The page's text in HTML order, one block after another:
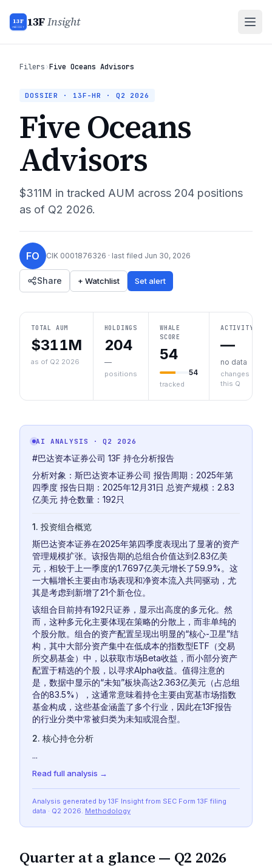
13F
INSIGHT 13FInsight
Filers›Five Oceans Advisors
DOSSIER · 13F-HR · Q2 2026
Five Oceans
Advisors
$311M in tracked AUM across 204 positions
as of Q2 2026.
FO CIK 0001876326 · last filed Jun 30, 2026
Share + Watchlist Set alert
TOTAL AUM
$311M
as of Q2 2026
HOLDINGS
204
—
positions
WHALE
SCORE
54
54
tracked
ACTIVITY
—
no data
changes
this Q
AI ANALYSIS · Q2 2026
#巴达资本证券公司 13F 持仓分析报告
分析对象：斯巴达资本证券公司 报告周期：2025年第
四季度 报告日期：2025年12月31日 总资产规模：2.83
亿美元 持仓数量：192只
1. 投资组合概览
斯巴达资本证券在2025年第四季度表现出了显著的资产
管理规模扩张。该报告期的总组合价值达到2.83亿美
元，相较于上一季度的1.7697亿美元增长了59.9%。这
一大幅增长主要由市场表现和净资本流入共同驱动，尤
其是考虑到新增了21个新仓位。
该组合目前持有192只证券，显示出高度的多元化。然
而，这种多元化主要体现在策略的分散上，而非单纯的
个股分散。组合的资产配置呈现出明显的“核心-卫星”结
构，其中大部分资产集中在低成本的指数型ETF（交易
所交易基金）中，以获取市场Beta收益，而小部分资产
配置于精选的个股，以寻求Alpha收益。值得注意的
是，数据中显示的“未知”板块高达2.363亿美元（占总组
合的83.5%），这通常意味着持仓主要由宽基市场指数
基金构成，这些基金涵盖了多个行业，因此在13F报告
的行业分类中常被归类为未知或混合型。
2. 核心持仓分析
...
Read full analysis →
Analysis generated by 13F Insight from SEC Form 13F filing
data · Q2 2026. Methodology
Quarter at a glance — Q2 2026